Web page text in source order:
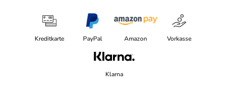
Kreditkarte PayPal Amazon Vorkasse
Klarna